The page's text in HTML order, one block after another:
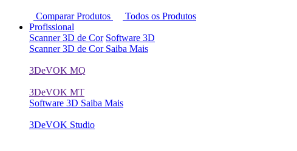
Comparar Produtos
Todos os Produtos
Profissional
Scanner 3D de Cor Software 3D
Scanner 3D de Cor Saiba Mais
3DeVOK MQ
3DeVOK MT
Software 3D Saiba Mais
3DeVOK Studio